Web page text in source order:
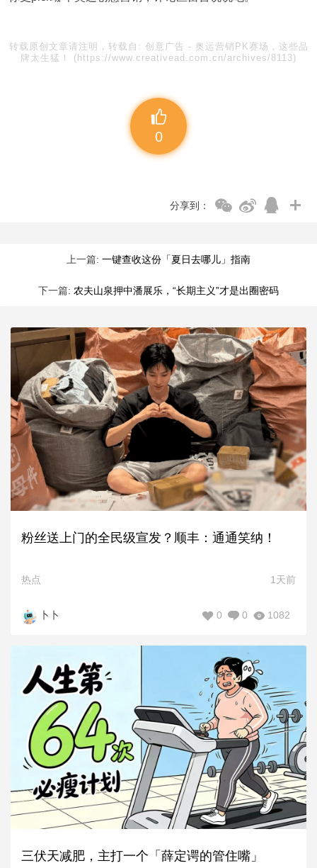
转载原创文章请注明，转载自: 创意广告 - 奥运营销PK赛场，这些品
牌太生猛！ (https://www.creativead.com.cn/archives/8113)
0
分享到：
上一篇: 一键查收这份「夏日去哪儿」指南
下一篇: 农夫山泉押中潘展乐，“长期主义”才是出圈密码
粉丝送上门的全民级宣发？顺丰：通通笑纳！
热点 1天前
卜卜 1082
0
0
三伏天减肥，主打一个「薛定谔的管住嘴」